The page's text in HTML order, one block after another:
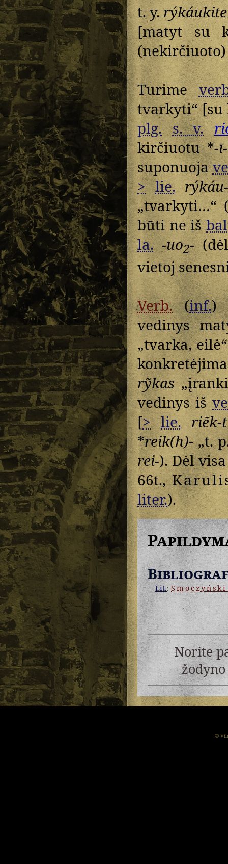
t. y.rýkáukite
[matyt su
Turime
tvarkyti“
plg. s. v.
kirčiuotu *-ī-
suponuoja
> lie.
„tvarkyti…“
būti ne iš
la. -uo2-
vietoj
Verb.(inf.
vedinys
„tvarka,
rỹkas
vedinys iš
[> lie. riẽk-
*reik(h)-„t.
rei-). Dėl
66t.,
liter.).
Lit.:Smoczyński
Norite
©